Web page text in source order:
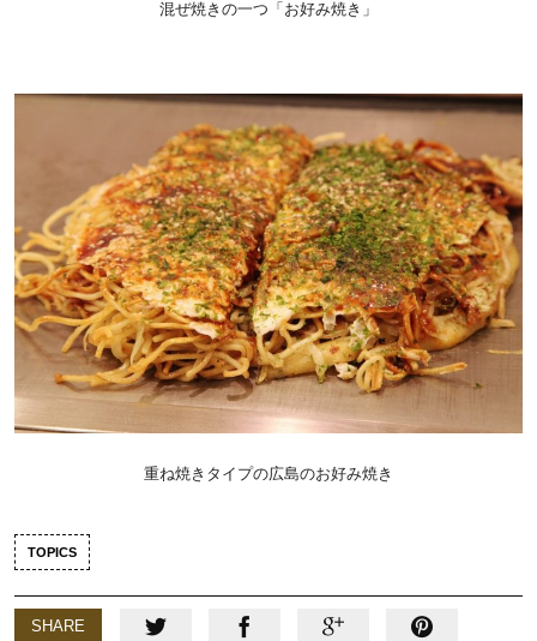
混ぜ焼きの一つ「お好み焼き」
重ね焼きタイプの広島のお好み焼き
TOPICS
SHARE